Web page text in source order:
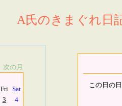
A氏のきまぐれ日
次の月
Fri Sat
3
4
この日の